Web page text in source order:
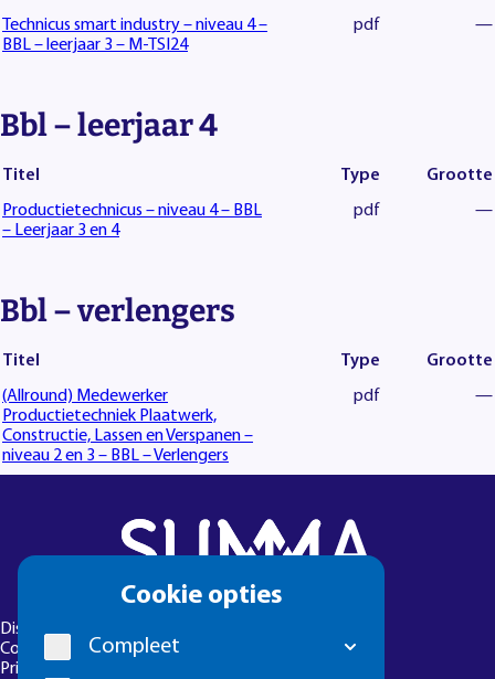
Cookie opties
Compleet
Technicus smart industry – niveau 4 –
BBL – leerjaar 3 – M-TSI24
pdf —
Bbl – leerjaar 4
Titel Type
Grootte
Productietechnicus – niveau 4 – BBL
– Leerjaar 3 en 4
pdf —
Bbl – verlengers
Titel Type
Grootte
(Allround) Medewerker
Productietechniek Plaatwerk,
Constructie, Lassen en Verspanen –
niveau 2 en 3 – BBL – Verlengers
pdf —
Disclaimer
Colofon
Privacyverklaring